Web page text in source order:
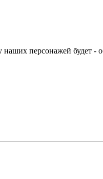
персонажей будет -